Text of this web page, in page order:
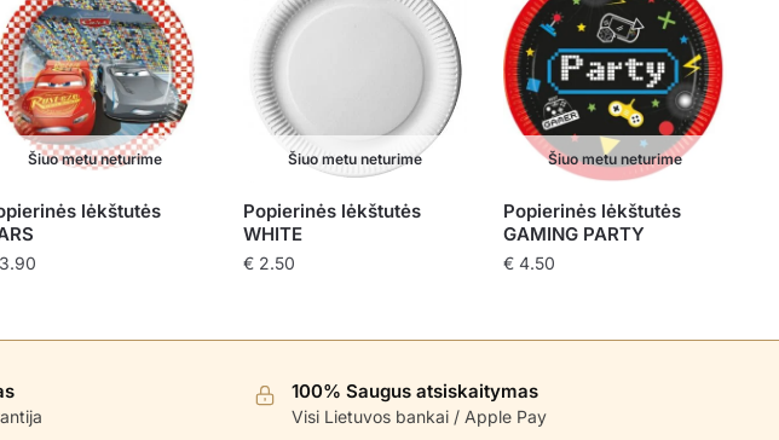
Šiuo metu neturime
lėkštutės
3.90
Šiuo metu neturime
Popierinės lėkštutės
WHITE
€ 2.50
Šiuo metu neturime
Popierinės lėkštutės
GAMING PARTY
€4.50
100% Saugus atsiskaitymas
Visi Lietuvos bankai / Apple Pay